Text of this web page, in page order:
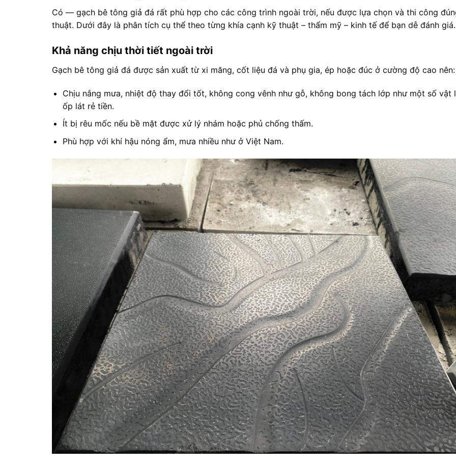
Có — gạch bê tông giả đá rất phù hợp cho các công trình ngoài trời, nếu được lựa chọn và thi công
thuật. Dưới đây là phân tích cụ thể theo từng khía cạnh kỹ thuật – thẩm mỹ – kinh tế để bạn dễ đánh giá.
Khả năng chịu thời tiết ngoài trời
Gạch bê tông giả đá được sản xuất từ xi măng, cốt liệu đá và phụ gia, ép hoặc đúc ở cường độ cao nên:
Chịu nắng mưa, nhiệt độ thay đổi tốt, không cong vênh như gỗ, không bong tách lớp như một số vật
ốp lát rẻ tiền.
Ít bị rêu mốc nếu bề mặt được xử lý nhám hoặc phủ chống thấm.
Phù hợp với khí hậu nóng ẩm, mưa nhiều như ở Việt Nam.